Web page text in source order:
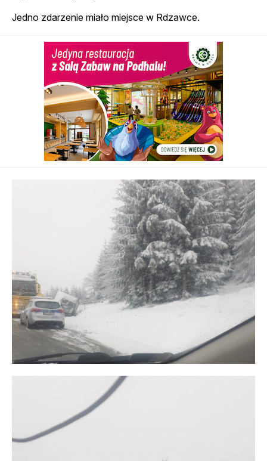
Jedno zdarzenie miało miejsce w Rdzawce.